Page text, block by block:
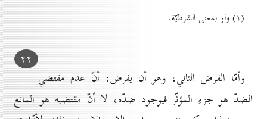
(۱) ولو بمعنى الشرطيّة.
۲۲
وأمّا الفرض الثاني، وهو أن يفرض: أنّ عدم مقتضي
الضدّ هو جزء المؤثّر فيوجود ضدّه، لا أنّ مقتضيه هو المانع